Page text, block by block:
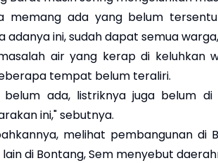
memang ada yang belum
adanya ini, sudah dapat semua
air yang kerap di keluhkan
tempat belum teraliri.
belum ada, listriknya juga belum
ini," sebutnya.
melihat pembangunan
di Bontang, Sem menyebut